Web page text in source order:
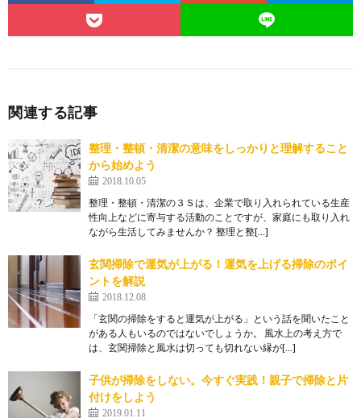
関連する記事
整理・整頓・清潔の意味をしっかりと理解すること
から始めよう
2018.10.05
整理・整頓・清潔の３Ｓは、企業で取り入れられている生産
性向上などに寄与する活動のことですが、家庭にも取り入れ
ながら生活してみませんか？ 整理と整[…]
玄関掃除で運気が上がる！運気を上げる掃除のポイ
ントを解説
2018.12.08
「玄関の掃除をすると運気が上がる」という話を聞いたこと
がある人もいるのではないでしょうか。 風水上の考え方で
は、玄関掃除と風水は切っても切れない縁が[…]
子供が掃除をしない。今すぐ実践！親子で掃除と片
付けをしよう
2019.01.11